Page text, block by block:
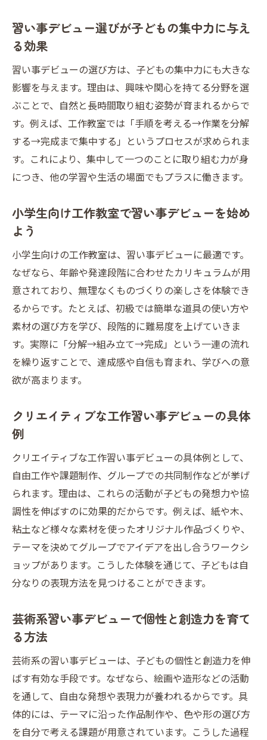
る秘訣
習い事デビューが小学生にもたらす成長と
は
創造力を引き出す習い事デビューの工夫ポ
イント
ものづくり習い事デビューのメリットを解
説
子どもの興味と好奇心に応える習い事デビュー
子どもの好奇心を刺激する習い事デビュー
の選び方
興味を活かす工作習い事デビューで得られ
る経験
習い事デビューで好奇心と創造力を育てる
方法
クリエイティブな習い事デビューが自信を
生む理由
子どもに合わせた習い事デビューで成長を
実感
化
習い事デビュー選びが子どもの集中力に与え
る効果
習い事デビューの選び方は、子どもの集中力にも大きな
影響を与えます。理由は、興味や関心を持てる分野を選
ぶことで、自然と長時間取り組む姿勢が育まれるからで
す。例えば、工作教室では「手順を考える→作業を分解
する→完成まで集中する」というプロセスが求められま
す。これにより、集中して一つのことに取り組む力が身
につき、他の学習や生活の場面でもプラスに働きます。
小学生向け工作教室で習い事デビューを始め
よう
小学生向けの工作教室は、習い事デビューに最適です。
なぜなら、年齢や発達段階に合わせたカリキュラムが用
意されており、無理なくものづくりの楽しさを体験でき
るからです。たとえば、初級では簡単な道具の使い方や
素材の選び方を学び、段階的に難易度を上げていきま
す。実際に「分解→組み立て→完成」という一連の流れ
を繰り返すことで、達成感や自信も育まれ、学びへの意
欲が高まります。
クリエイティブな工作習い事デビューの具体
例
クリエイティブな工作習い事デビューの具体例として、
自由工作や課題制作、グループでの共同制作などが挙げ
られます。理由は、これらの活動が子どもの発想力や協
調性を伸ばすのに効果的だからです。例えば、紙や木、
粘土など様々な素材を使ったオリジナル作品づくりや、
テーマを決めてグループでアイデアを出し合うワークシ
ョップがあります。こうした体験を通じて、子どもは自
分なりの表現方法を見つけることができます。
芸術系習い事デビューで個性と創造力を育て
る方法
芸術系の習い事デビューは、子どもの個性と創造力を伸
ばす有効な手段です。なぜなら、絵画や造形などの活動
を通して、自由な発想や表現力が養われるからです。具
体的には、テーマに沿った作品制作や、色や形の選び方
を自分で考える課題が用意されています。こうした過程